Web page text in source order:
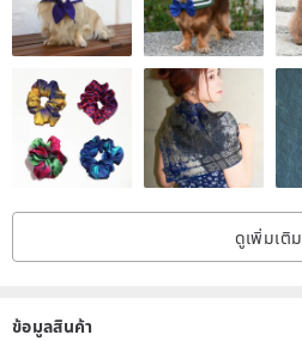
ดูเพิ่มเติม
ข้อมูลสินค้า